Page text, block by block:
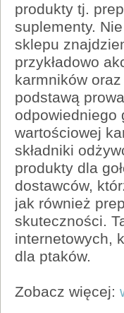
produkty tj.
suplementy.
sklepu
przykładowo
karmników
podstawą
odpowiedniego
wartościowej
składniki
produkty dla
dostawców,
jak również
skuteczności.
internetowych,
dla ptaków.
Zobacz więcej: